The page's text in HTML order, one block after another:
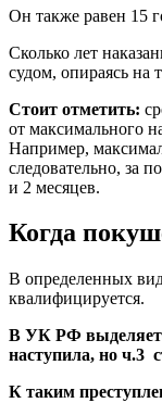
Он также равен 15
Сколько лет
судом, опираясь на
Стоит отметить:
от максимального
Например,
следовательно, за
и 2 месяцев.
Когда
В определенных
квалифицируется.
В УК РФ
наступила, но ч.3
К таким